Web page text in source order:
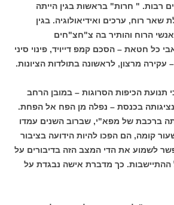
רבות. " חרות" בראשות בגין הייתה
שאר רוח, ערכים ואידיאולוגיה. בגין
הרוח והותיר בה צ"חצ"חים
כל חטאת – הסכם קמפ דייויד, פינוי סיני
עקירה מרצון, לראשונה בתולדות הציונות.
תנועת הכיפות הסרוגות – במובן הרחב
בכנסת – נפלה מן הפח אל הפחת.
ברכבת של מפא"י, שברוב השנים עמדו
קומה, הם הפכו להיות הידועה בציבור
לשמוע את הדי המצב הזה בדיבורים על
ההתיישבות. כך מדברת אישה נבגדת על